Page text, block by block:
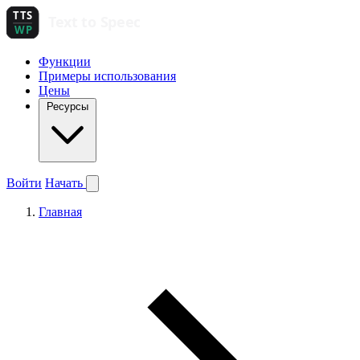
Функции
Примеры использования
Цены
Ресурсы
Войти Начать
Главная